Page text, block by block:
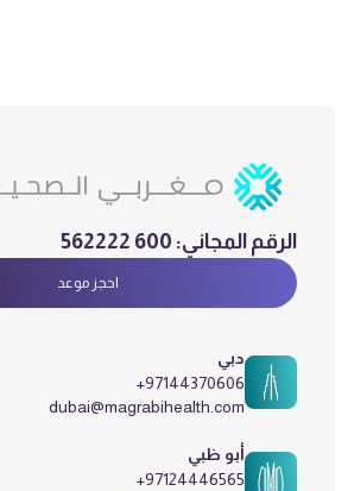
الرقم المجاني: 600 562222
احجز موعد
دبي
+97144370606
dubai@magrabihealth.com
أبو ظبي
+97124446565